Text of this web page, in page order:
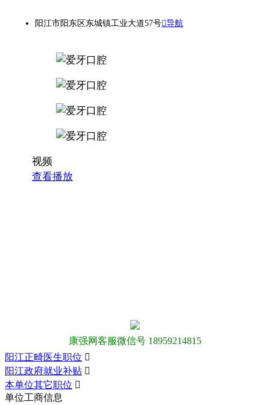
阳江市阳东区东城镇工业大道57号导航
视频
查看播放
康强网客服微信号 18959214815
阳江正畸医生职位 
阳江政府就业补贴 
本单位其它职位 
单位工商信息